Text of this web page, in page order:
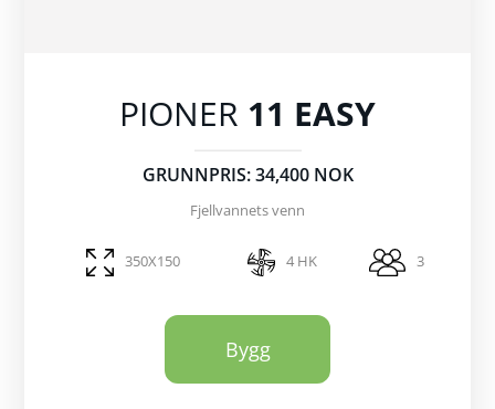
PIONER 11 EASY
GRUNNPRIS: 34,400 NOK
Fjellvannets venn
350X150 4 HK 3
Bygg